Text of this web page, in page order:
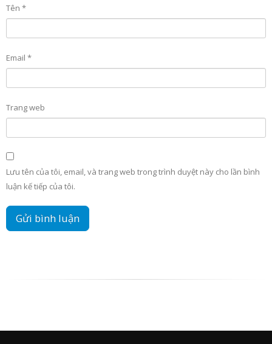
Tên *
Email *
Trang web
Lưu tên của tôi, email, và trang web trong trình duyệt này cho lần bình
luận kế tiếp của tôi.